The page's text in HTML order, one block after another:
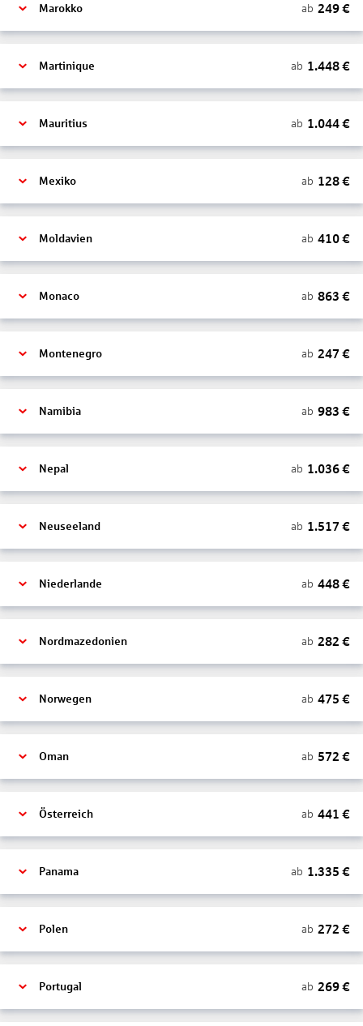
Marokko ab 249€
Martinique ab 1.448€
Mauritius ab 1.044€
Mexiko ab 128€
Moldavien ab 410€
Monaco ab 863 €
Montenegro ab 247 €
Namibia ab 983 €
Nepal ab 1.036€
Neuseeland ab 1.517 €
Niederlande ab 448€
Nordmazedonien ab 282 €
Norwegen ab 475 €
Oman ab 572 €
Österreich ab 441 €
Panama ab 1.335 €
Polen ab 272 €
Portugal ab 269€